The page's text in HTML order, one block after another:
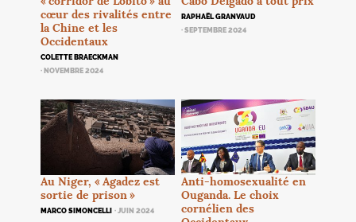
cœur des rivalités entre
la Chine et les
Occidentaux
COLETTE BRAECKMAN
· NOVEMBRE 2024
RAPHAËL GRANVAUD
· SEPTEMBRE 2024
Au Niger, «Agadez est
sortie de prison»
MARCO SIMONCELLI · JUIN 2024
Anti-homosexualité en
Ouganda. Le choix
cornélien des